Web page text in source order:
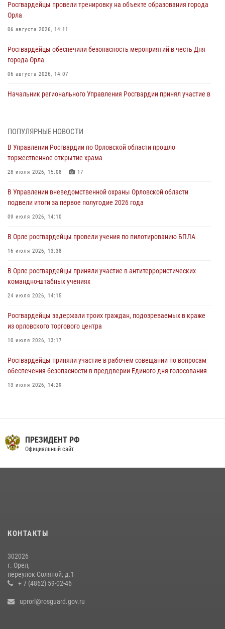
Росгвардейцы провели тренировку на объекте образования города
Орла
06 августа 2026, 14:11
Росгвардейцы обеспечили безопасность мероприятий в честь Дня
города Орла
06 августа 2026, 14:07
Начальник регионального Управления Росгвардии принял участие в
первое полугодие
05 августа 2026, 13:12
совершении противоправных действий
04 августа 2026, 14:21
04 августа 2026, 14:06
предоставлении госуслуг
03 августа 2026, 14:30
ПОПУЛЯРНЫЕ НОВОСТИ
В Управлении Росгвардии по Орловской области прошло
торжественное открытие храма
28 июля 2026, 15:08 17
В Управлении вневедомственной охраны Орловской области
подвели итоги за первое полугодие 2026 года
09 июля 2026, 14:10
В Орле росгвардейцы провели учения по пилотированию БПЛА
16 июля 2026, 13:38
В Орле росгвардейцы приняли участие в антитеррористических
командно-штабных учениях
24 июля 2026, 14:15
Росгвардейцы задержали троих граждан, подозреваемых в краже
из орловского торгового центра
10 июля 2026, 13:17
Росгвардейцы приняли участие в рабочем совещании по вопросам
обеспечения безопасности в преддверии Единого дня голосования
13 июля 2026, 14:29
В Орле росгвардейцы за неделю проверили два детских лагеря
15 июля 2026, 14:49
ПРЕЗИДЕНТ РФ
Официальный сайт
КОНТАКТЫ
302026
г. Орел,
переулок Соляной, д.1
+ 7 (4862) 59-02-46
uprorl@rosguard.gov.ru